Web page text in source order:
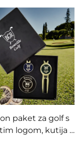
s Označivačem
lopte
paket za golf s
logom, kutija s